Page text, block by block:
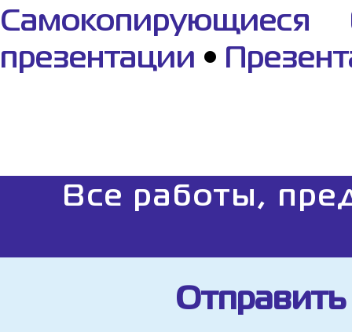
Самокопирующиеся
презентации •
Все работы,
Отправить